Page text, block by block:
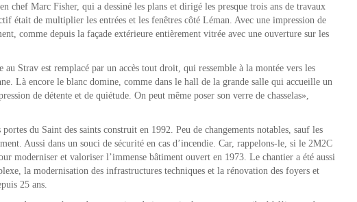
chef Marc Fisher, qui a dessiné les plans et dirigé les presque trois ans de travaux
était de multiplier les entrées et les fenêtres côté Léman. Avec une impression de
comme depuis la façade extérieure entièrement vitrée avec une ouverture sur les
Strav est remplacé par un accès tout droit, qui ressemble à la montée vers les
Là encore le blanc domine, comme dans le hall de la grande salle qui accueille un
de détente et de quiétude. On peut même poser son verre de chasselas»,
du Saint des saints construit en 1992. Peu de changements notables, sauf les
Aussi dans un souci de sécurité en cas d’incendie. Car, rappelons-le, si le 2M2C
moderniser et valoriser l’immense bâtiment ouvert en 1973. Le chantier a été aussi
la modernisation des infrastructures techniques et la rénovation des foyers et
25 ans.